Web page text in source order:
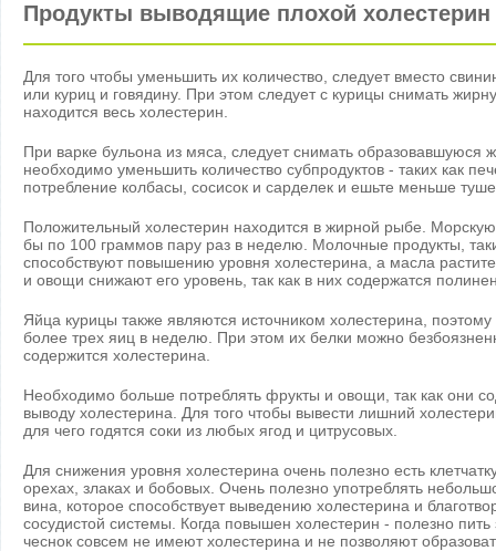
Продукты выводящие плохой холестерин
Для того чтобы уменьшить их количество, следует вместо
или куриц и говядину. При этом следует с курицы снимать
находится весь холестерин.
При варке бульона из мяса, следует снимать образовавшуюся
необходимо уменьшить количество субпродуктов - таких как
потребление колбасы, сосисок и сарделек и ешьте меньше
Положительный холестерин находится в жирной рыбе.
бы по 100 граммов пару раз в неделю. Молочные продукты,
способствуют повышению уровня холестерина, а масла
и овощи снижают его уровень, так как в них содержатся
Яйца курицы также являются источником холестерина,
более трех яиц в неделю. При этом их белки можно
содержится холестерина.
Необходимо больше потреблять фрукты и овощи, так как они
выводу холестерина. Для того чтобы вывести лишний
для чего годятся соки из любых ягод и цитрусовых.
Для снижения уровня холестерина очень полезно есть
орехах, злаках и бобовых. Очень полезно употреблять
вина, которое способствует выведению холестерина и
сосудистой системы. Когда повышен холестерин - полезно
чеснок совсем не имеют холестерина и не позволяют